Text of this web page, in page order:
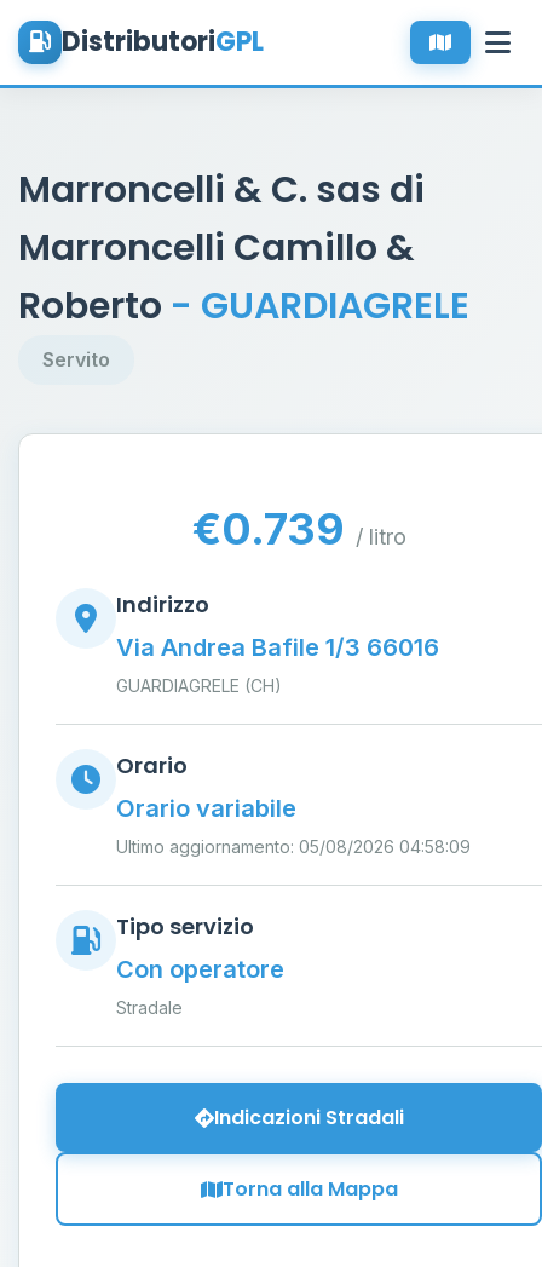
DistributoriGPL
Marroncelli & C. sas di
Marroncelli Camillo &
Roberto - GUARDIAGRELE
Servito
€0.739 / litro
Indirizzo
Via Andrea Bafile 1/3 66016
GUARDIAGRELE (CH)
Orario
Orario variabile
Ultimo aggiornamento: 05/08/2026 04:58:09
Tipo servizio
Con operatore
Stradale
Indicazioni Stradali
Torna alla Mappa